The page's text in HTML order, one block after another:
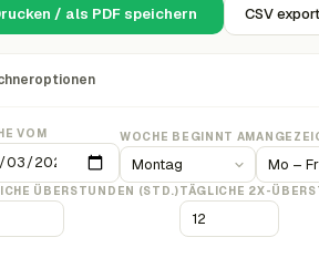
/ als PDF speichern CSV
VOM WOCHE BEGINNT AM
ÜBERSTUNDEN (STD.)TÄGLICHE 2X-